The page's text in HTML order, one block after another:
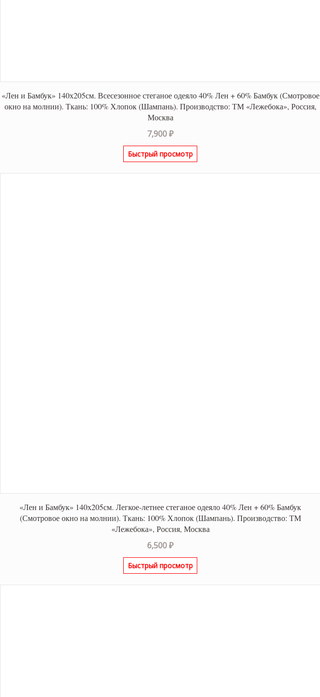
«Лен и Бамбук» 140х205см. Всесезонное стеганое одеяло 40% Лен + 60% Бамбук (Смотровое
окно на молнии). Ткань: 100% Хлопок (Шампань). Производство: ТМ «Лежебока», Россия,
Москва
7,900₽
Быстрый просмотр
«Лен и Бамбук» 140х205см. Легкое-летнее стеганое одеяло 40% Лен + 60% Бамбук
(Смотровое окно на молнии). Ткань: 100% Хлопок (Шампань). Производство: ТМ
«Лежебока», Россия, Москва
6,500₽
Быстрый просмотр